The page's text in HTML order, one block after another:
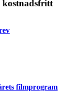
kostnadsfritt
filmprogram